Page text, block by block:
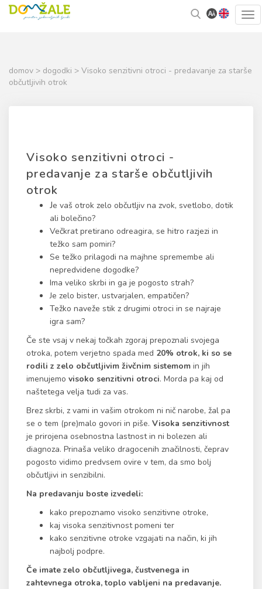
Skoči
na
Kazalo
strani
domov > dogodki > Visoko senzitivni otroci - predavanje za starše
občutljivih otrok
Visoko senzitivni otroci -
predavanje za starše občutljivih
otrok
Je vaš otrok zelo občutljiv na zvok, svetlobo, dotik
ali bolečino?
Večkrat pretirano odreagira, se hitro razjezi in
težko sam pomiri?
Se težko prilagodi na majhne spremembe ali
nepredvidene dogodke?
Ima veliko skrbi in ga je pogosto strah?
Je zelo bister, ustvarjalen, empatičen?
Težko naveže stik z drugimi otroci in se najraje
igra sam?
Če ste vsaj v nekaj točkah zgoraj prepoznali svojega
otroka, potem verjetno spada med 20% otrok, ki so se
rodili z zelo občutljivim živčnim sistemom in jih
imenujemo visoko senzitivni otroci. Morda pa kaj od
naštetega velja tudi za vas.
Brez skrbi, z vami in vašim otrokom ni nič narobe, žal pa
se o tem (pre)malo govori in piše. Visoka senzitivnost
je prirojena osebnostna lastnost in ni bolezen ali
diagnoza. Prinaša veliko dragocenih značilnosti, čeprav
pogosto vidimo predvsem ovire v tem, da smo bolj
občutljivi in senzibilni.
Na predavanju boste izvedeli:
kako prepoznamo visoko senzitivne otroke,
kaj visoka senzitivnost pomeni ter
kako senzitivne otroke vzgajati na način, ki jih
najbolj podpre.
Če imate zelo občutljivega, čustvenega in
zahtevnega otroka, toplo vabljeni na predavanje.